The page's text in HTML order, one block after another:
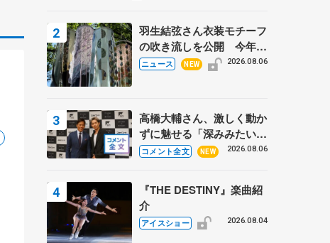
羽生結弦さん衣装モチーフ
の吹き流しを公開 今年は
「春よ、来い」、仙台の瑞
ニュース NEW 2026.08.06
高橋大輔さん、激しく動か
ずに魅せる「深みみたいな
ものは出てきている？」
あい
コメント全文 NEW 2026.08.06
『THE DESTINY』楽曲紹
介
アイスショー 2026.08.04